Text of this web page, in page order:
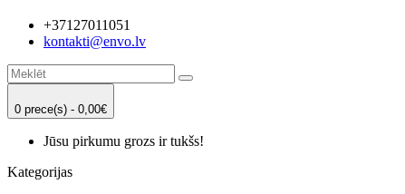
+37127011051
kontakti@envo.lv
0 prece(s) - 0,00€
Jūsu pirkumu grozs ir tukšs!
Kategorijas